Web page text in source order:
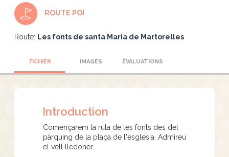
ROUTE POI
Route: Les fonts de santa Maria de Martorelles
FICHIER IMAGES ÉVALUATIONS
Introduction
Començarem la ruta de les fonts des del
pàrquing de la plaça de l'església. Admireu
el vell lledoner.